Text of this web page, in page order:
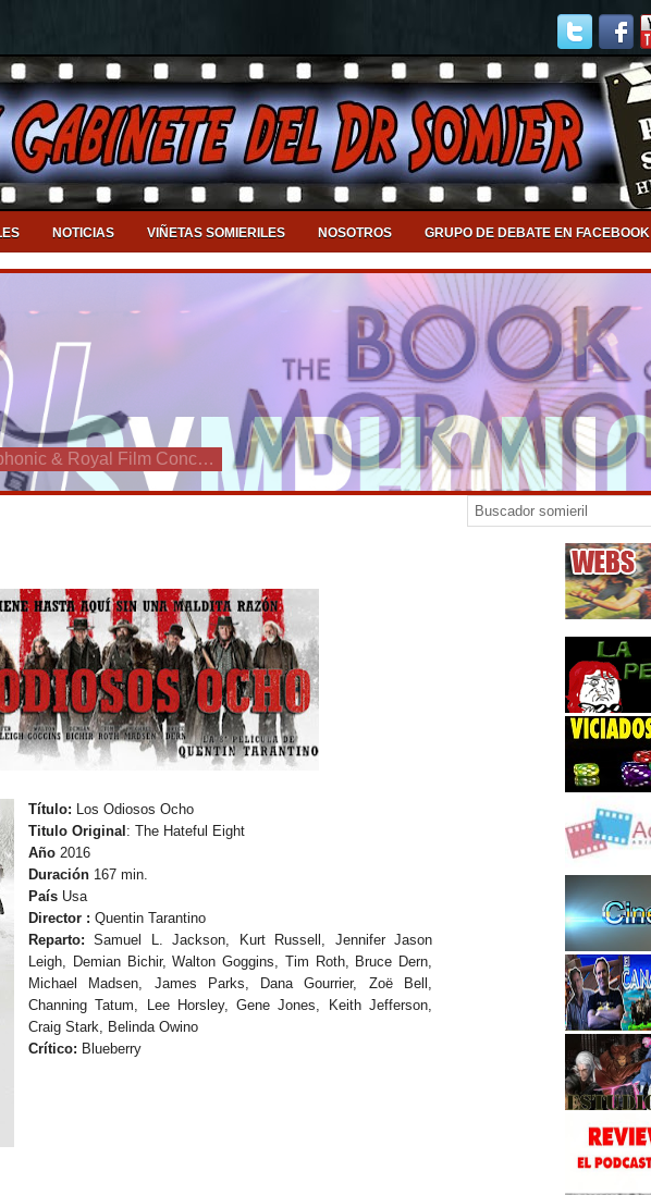
NOTICIAS VIÑETAS SOMIERILES NOSOTROS GRUPO DE DEBATE EN FACEBOOK
Llega a Valencia el DJ Symphonic & Royal Film Concert Orchestra
Título: Los Odiosos Ocho
Titulo Original : The Hateful Eight
Año 2016
Duración 167 min.
País Usa
Director : Quentin Tarantino
Reparto:Samuel L. Jackson, Kurt Russell, Jennifer Jason
Leigh, Demian Bichir, Walton Goggins, Tim Roth, Bruce Dern,
Michael Madsen, James Parks, Dana Gourrier, Zoë Bell,
Channing Tatum, Lee Horsley, Gene Jones, Keith Jefferson,
Craig Stark, Belinda Owino
Crítico: Blueberry